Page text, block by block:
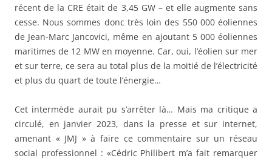
récent de la CRE était de 3,45 GW – et elle augmente sans
cesse. Nous sommes donc très loin des 550 000 éoliennes
de Jean-Marc Jancovici, même en ajoutant 5 000 éoliennes
maritimes de 12 MW en moyenne. Car, oui, l’éolien sur mer
et sur terre, ce sera au total plus de la moitié de l’électricité
et plus du quart de toute l’énergie…
Cet intermède aurait pu s’arrêter là… Mais ma critique a
circulé, en janvier 2023, dans la presse et sur internet,
amenant « JMJ » à faire ce commentaire sur un réseau
social professionnel : «Cédric Philibert m’a fait remarquer